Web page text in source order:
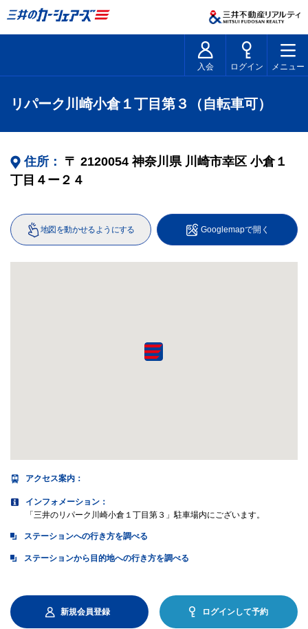
入会 ログイン メニュー
リパーク川崎小倉１丁目第３（自転車可）
住所： 〒 2120054 神奈川県 川崎市幸区 小倉１
丁目４ー２４
地図を動かせるようにする Googlemapで開く
アクセス案内 ：
インフォメーション：
「三井のリパーク川崎小倉１丁目第３」駐車場内にございます。
ステーションへの行き方を調べる
ステーションから目的地への行き方を調べる
新規会員登録 ログインして予約